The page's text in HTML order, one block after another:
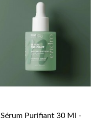
Sérum Purifiant 30 Ml -